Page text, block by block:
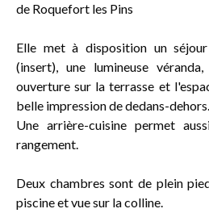
de Roquefort les Pins
Elle met à disposition un
(insert), une lumineuse
ouverture sur la terrasse et
belle impression de dedans-
Une arrière-cuisine permet
rangement.
Deux chambres sont de plein
piscine et vue sur la colline.